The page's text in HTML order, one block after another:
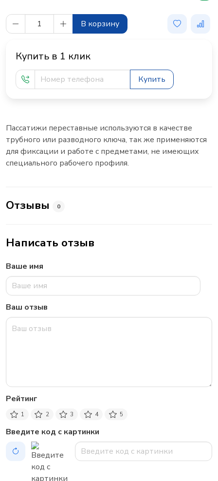
В корзину
Купить в 1 клик
Купить
Пассатижи переставные используются в качестве
трубного или разводного ключа, так же применяются
для фиксации и работе с предметами, не имеющих
специального рабочего профиля.
Отзывы 0
Написать отзыв
Ваше имя
Ваш отзыв
Рейтинг
1 2 3 4 5
Введите код с картинки